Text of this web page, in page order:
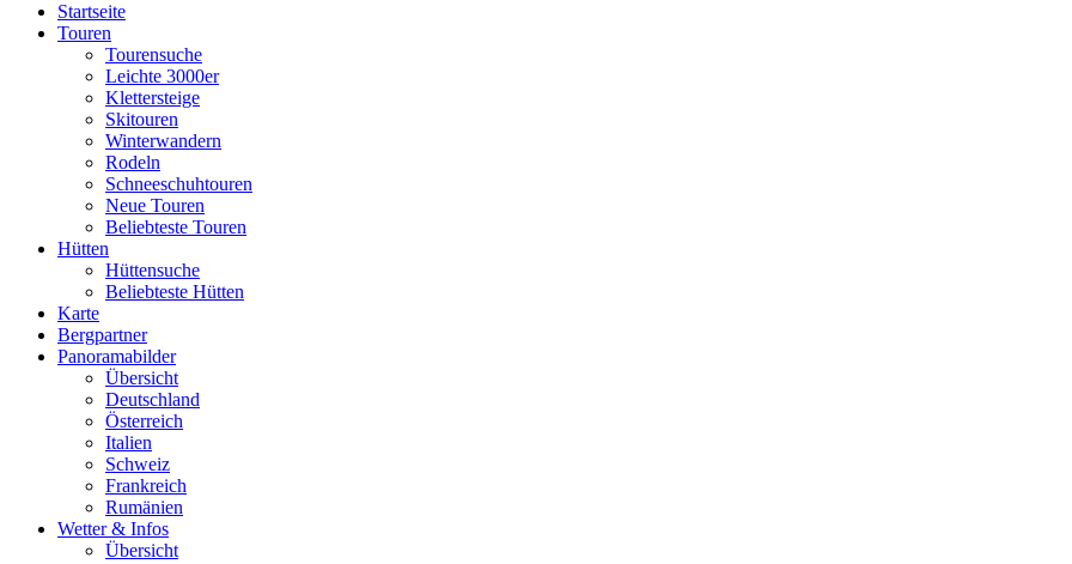
Startseite
Touren
Tourensuche
Leichte 3000er
Klettersteige
Skitouren
Winterwandern
Rodeln
Schneeschuhtouren
Neue Touren
Beliebteste Touren
Hütten
Hüttensuche
Beliebteste Hütten
Karte
Bergpartner
Panoramabilder
Übersicht
Deutschland
Österreich
Italien
Schweiz
Frankreich
Rumänien
Wetter & Infos
Übersicht